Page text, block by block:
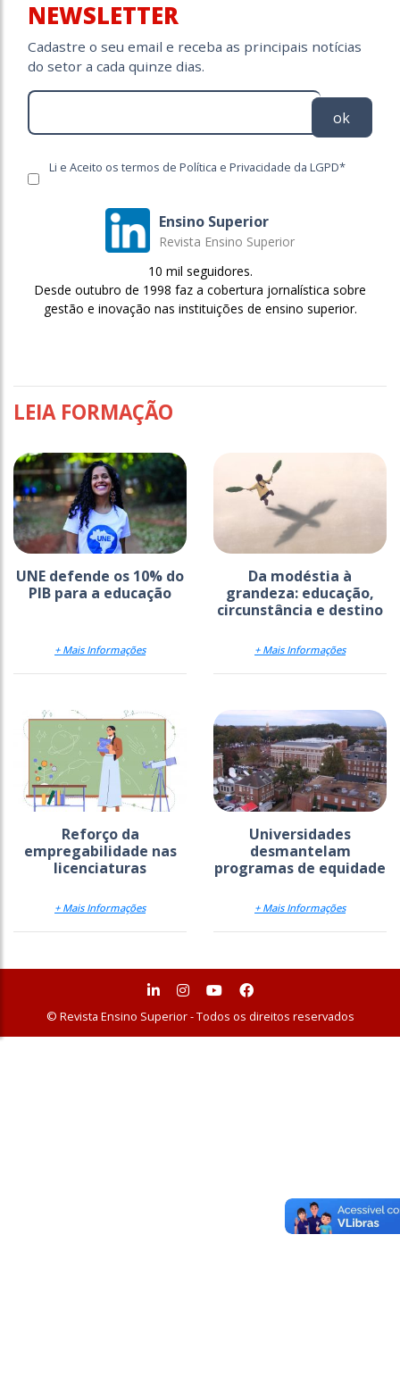
NEWSLETTER
Cadastre o seu email e receba as principais notícias
do setor a cada quinze dias.
ok
Li e Aceito os termos de Política e Privacidade da LGPD*
Ensino Superior
Revista Ensino Superior
10 mil seguidores.
Desde outubro de 1998 faz a cobertura jornalística sobre
gestão e inovação nas instituições de ensino superior.
LEIA FORMAÇÃO
UNE defende os 10% do
PIB para a educação
+ Mais Informações
Da modéstia à
grandeza: educação,
circunstância e destino
+ Mais Informações
Reforço da
empregabilidade nas
licenciaturas
+ Mais Informações
Universidades
desmantelam
programas de equidade
+ Mais Informações
© Revista Ensino Superior - Todos os direitos reservados